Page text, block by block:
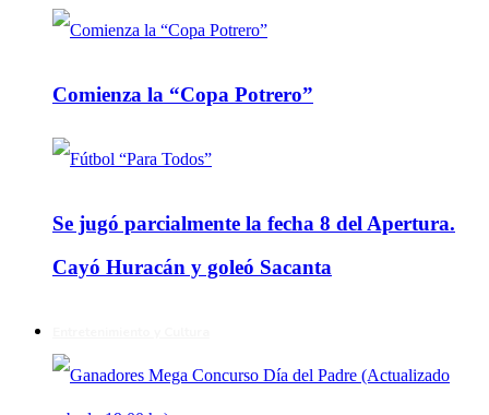
Comienza la “Copa Potrero”
Se jugó parcialmente la fecha 8 del Apertura.
Cayó Huracán y goleó Sacanta